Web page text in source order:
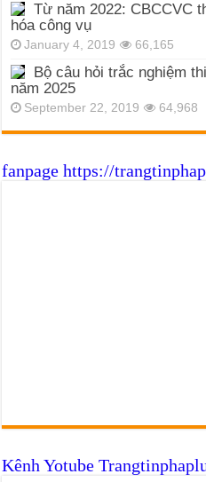
Từ năm 2022: CBCCVC
hóa công vụ
January 4, 2019 66,165
Bộ câu hỏi trắc nghiệm
năm 2025
September 22, 2019 64,968
fanpage https://
Kênh Yotube